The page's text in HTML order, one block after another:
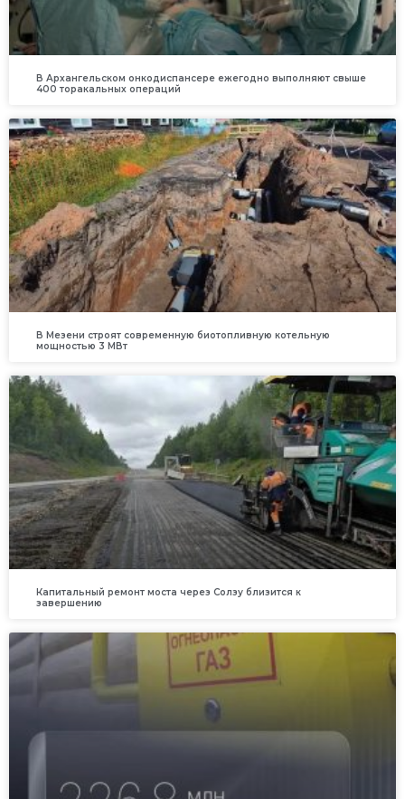
В Архангельском онкодиспансере ежегодно выполняют свыше
400 торакальных операций
В Мезени строят современную биотопливную котельную
мощностью 3 МВт
Капитальный ремонт моста через Солзу близится к
завершению